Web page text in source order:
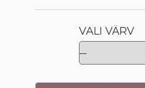
VALI VÄRV